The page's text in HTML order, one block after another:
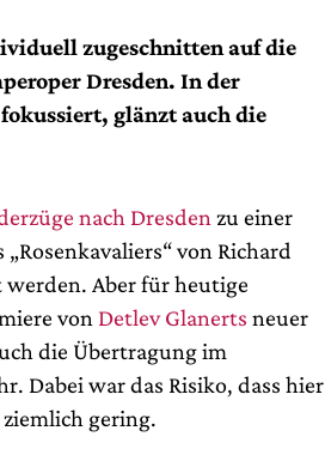
zugeschnitten auf die
Dresden. In der
glänzt auch die
nach Dresden zu einer
von Richard
Aber für heutige
von Detlev Glanerts neuer
die Übertragung im
Dabei war das Risiko, dass hier
gering.